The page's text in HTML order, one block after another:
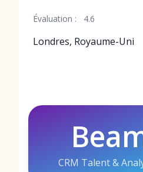
Évaluation : 4.6
Londres, Royaume-Uni
CRM Talent &